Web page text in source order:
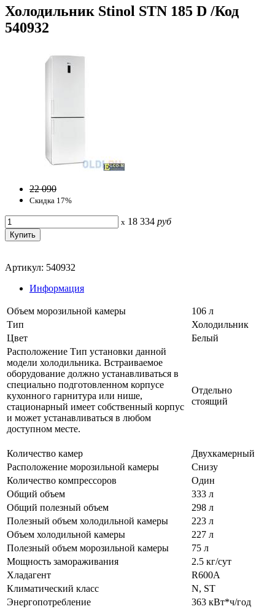
Холодильник Stinol STN 185 D /Код
540932
22 090
Скидка 17%
x 18 334 руб
Артикул: 540932
Информация
Объем морозильной камеры
106 л
Тип
Холодильник
Цвет
Белый
Расположение Тип установки данной
модели холодильника. Встраиваемое
оборудование должно устанавливаться в
специально подготовленном корпусе
кухонного гарнитура или нише,
стационарный имеет собственный корпус
и может устанавливаться в любом
доступном месте.
Отдельно
стоящий
Количество камер
Двухкамерный
Расположение морозильной камеры
Снизу
Количество компрессоров
Один
Общий объем
333 л
Общий полезный объем
298 л
Полезный объем холодильной камеры
223 л
Объем холодильной камеры
227 л
Полезный объем морозильной камеры
75 л
Мощность замораживания
2.5 кг/сут
Хладагент
R600A
Климатический класс
N, ST
Энергопотребление
363 кВт*ч/год